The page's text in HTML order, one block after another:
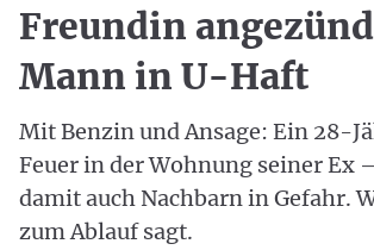
Freundin
Mann in U-Haft
Mit Benzin und Ansage: Ein 28-
Feuer in der Wohnung seiner Ex
damit auch Nachbarn in Gefahr.
zum Ablauf sagt.